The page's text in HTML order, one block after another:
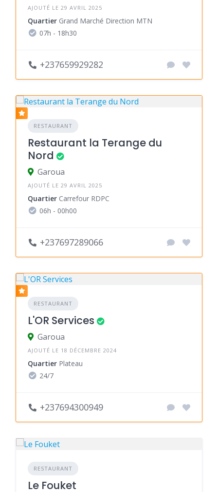
AJOUTÉ LE 29 AVRIL 2025
Quartier Grand Marché Direction MTN
07h - 18h30
+237659929282
RESTAURANT
Restaurant la Terange du
Nord
Garoua
AJOUTÉ LE 29 AVRIL 2025
Quartier Carrefour RDPC
06h - 00h00
+237697289066
RESTAURANT
L'OR Services
Garoua
AJOUTÉ LE 18 DÉCEMBRE 2024
Quartier Plateau
24/7
+237694300949
RESTAURANT
Le Fouket